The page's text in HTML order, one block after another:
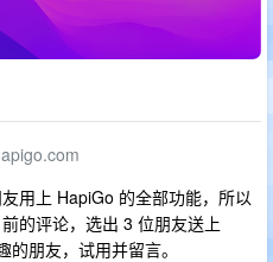
用上 HapiGo 的全部功能，所以
的评论，选出 3 位朋友送上
朋友，试用并留言。